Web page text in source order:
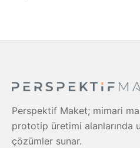
Perspektif Maket; mimari
prototip üretimi alanlarında
çözümler sunar.